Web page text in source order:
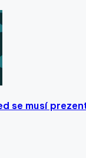
se musí